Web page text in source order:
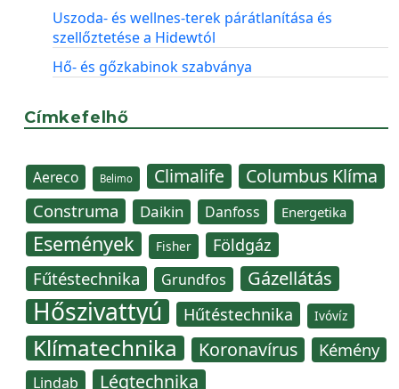
Uszoda- és wellnes-terek párátlanítása és
szellőztetése a Hidewtól
Hő- és gőzkabinok szabványa
Címkefelhő
Aereco Belimo Climalife Columbus Klíma
Construma Daikin Danfoss Energetika
Események Fisher Földgáz
Fűtéstechnika Grundfos Gázellátás
Hőszivattyú Hűtéstechnika Ivóvíz
Klímatechnika Koronavírus Kémény
Lindab Légtechnika